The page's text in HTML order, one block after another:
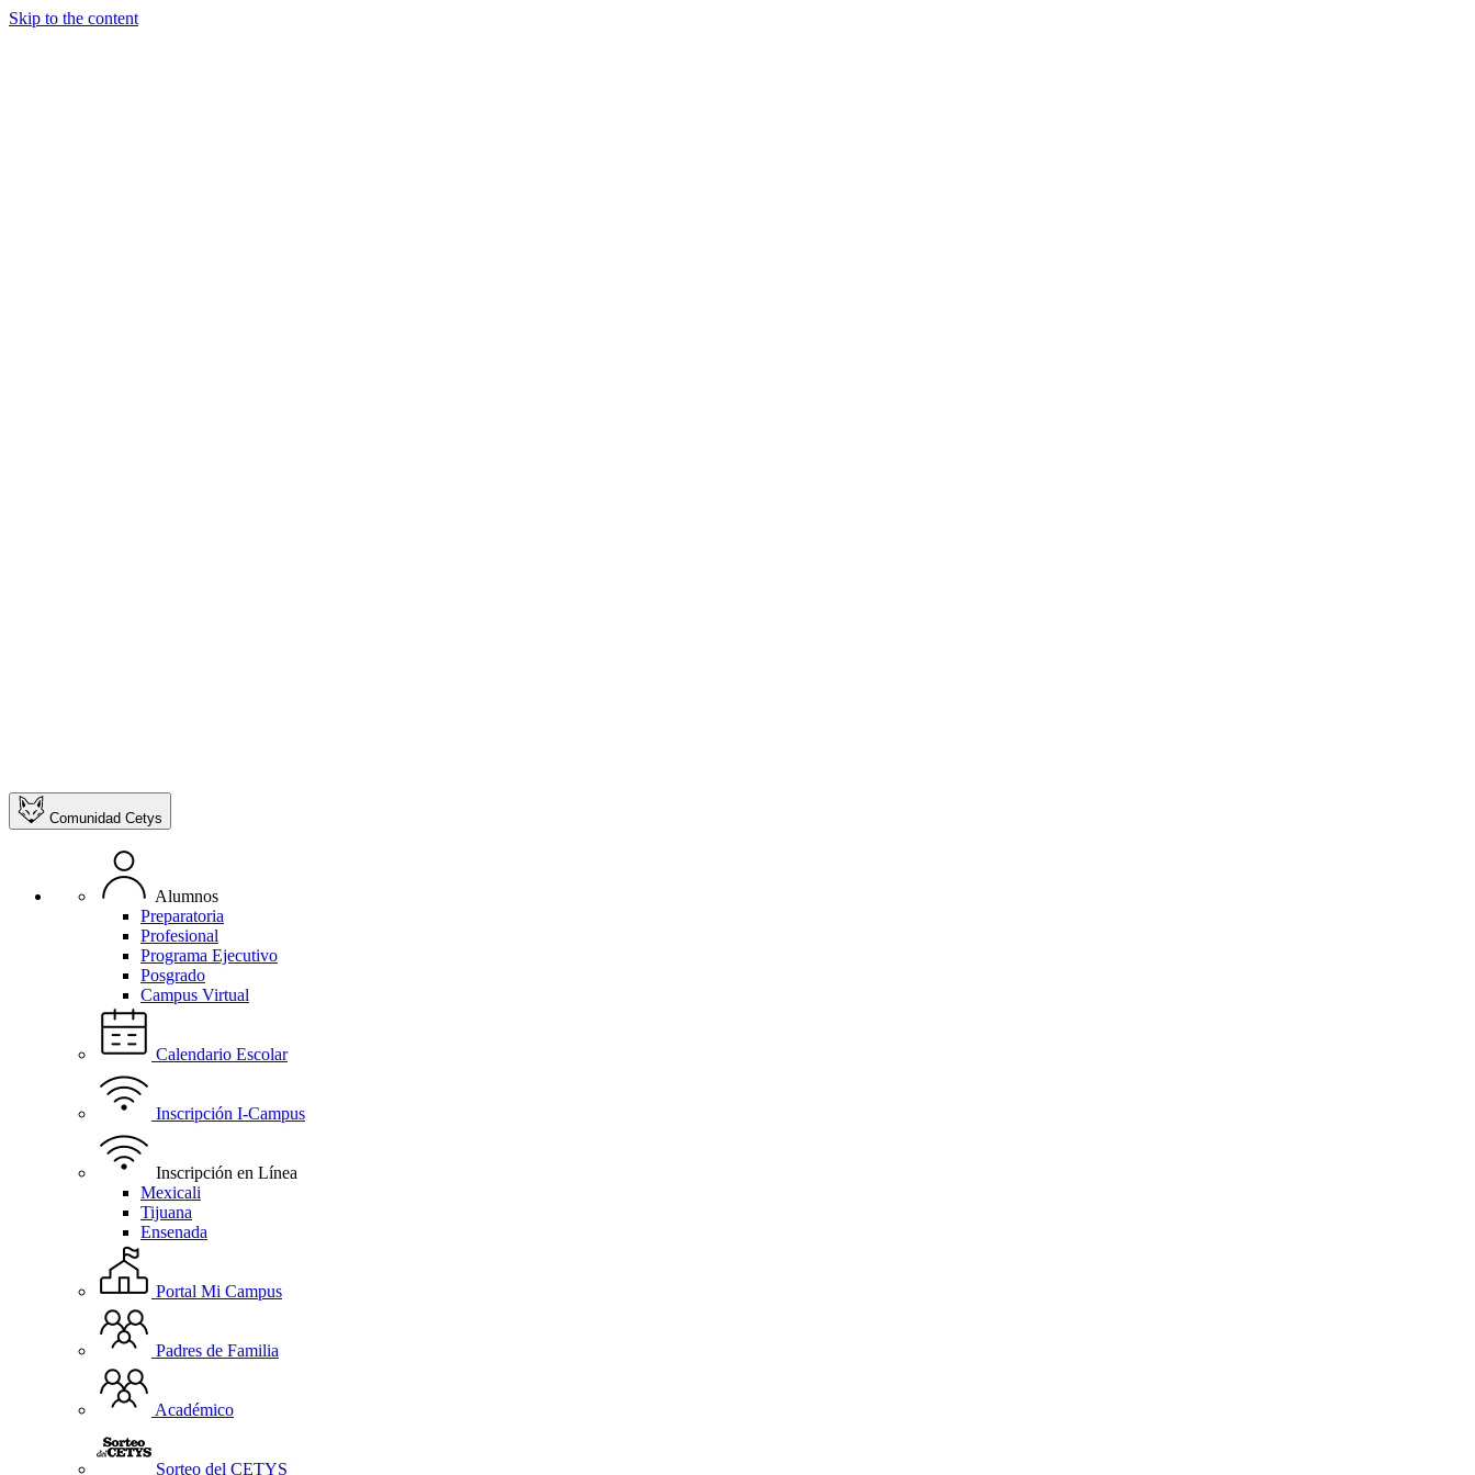
Skip to the content
Comunidad Cetys
Alumnos
Preparatoria
Profesional
Programa Ejecutivo
Posgrado
Campus Virtual
Calendario Escolar
Inscripción I-Campus
Inscripción en Línea
Mexicali
Tijuana
Ensenada
Portal Mi Campus
Padres de Familia
Académico
Sorteo del CETYS